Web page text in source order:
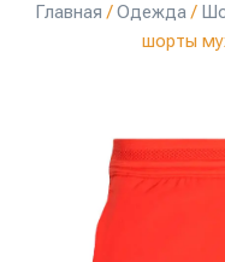
Главная /Одежда/
шорты